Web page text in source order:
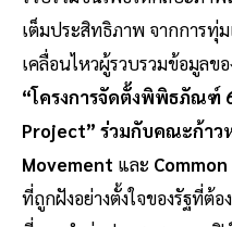
เต็มประสิทธิภาพ จากการทุ่
เคลื่อนไหวผู้รวบรวมข้อมูลขอ
“โครงการจัดตั้งพิพิธภัณฑ์
Project” ร่วมกับคณะก้าว
Movement และ
ที่ถูกฝังอย่างตั้งใจของรัฐที่ต้